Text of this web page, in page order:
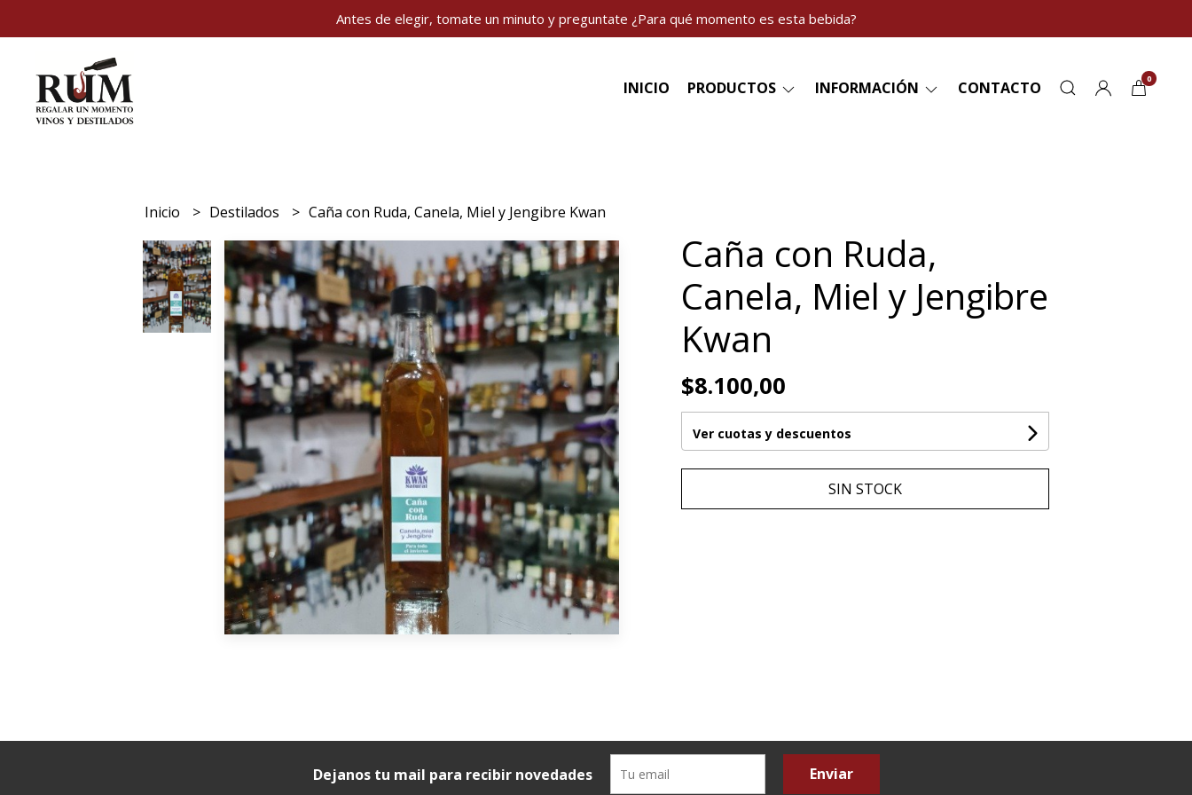
Antes de elegir, tomate un minuto y preguntate ¿Para qué momento es esta bebida?
INICIO PRODUCTOS INFORMACIÓN CONTACTO 0
Inicio Destilados Caña con Ruda, Canela, Miel y Jengibre Kwan
Caña con Ruda,
Canela, Miel y Jengibre
Kwan
$8.100,00
Ver cuotas y descuentos
SIN STOCK
Dejanos tu mail para recibir novedades Enviar